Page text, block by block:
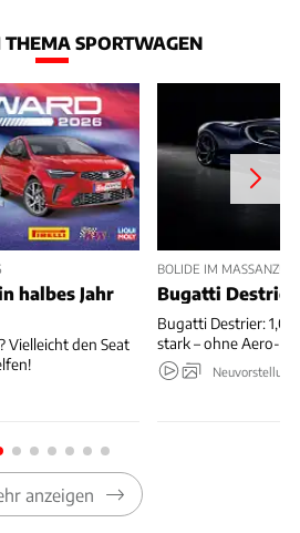
SPORTWAGEN
halbes Jahr
Vielleicht den Seat
BOLIDE IM MASSANZUG
Bugatti
Bugatti Destrier: 1,00
stark – ohne Aero-
anzeigen